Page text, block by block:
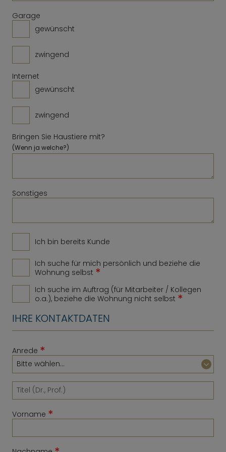
Garage
gewünscht
zwingend
Internet
gewünscht
zwingend
Bringen Sie Haustiere mit?
(Wenn ja welche?)
Sonstiges
Ich bin bereits Kunde
Ich suche für mich persönlich und beziehe die
Wohnung selbst *
Ich suche im Auftrag (für Mitarbeiter / Kollegen
o.a.), beziehe die Wohnung nicht selbst *
IHRE KONTAKTDATEN
Anrede *
Vorname *